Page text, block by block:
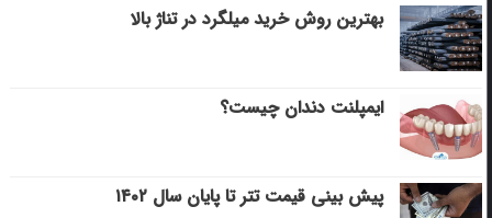
بهترین روش خرید میلگرد در تناژ بالا
ایمپلنت دندان چیست؟
پیش بینی قیمت تتر تا پایان سال ۱۴۰۲